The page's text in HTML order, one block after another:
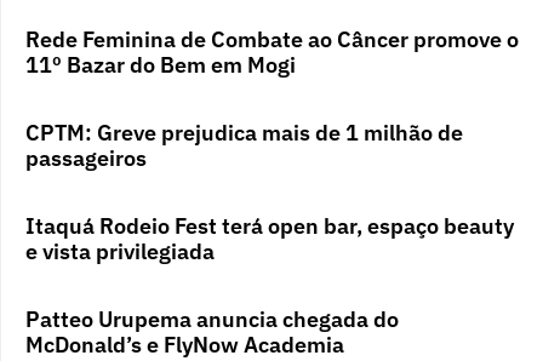
Rede Feminina de Combate ao Câncer promove o
11º Bazar do Bem em Mogi
CPTM: Greve prejudica mais de 1 milhão de
passageiros
Itaquá Rodeio Fest terá open bar, espaço beauty
e vista privilegiada
Patteo Urupema anuncia chegada do
McDonald’s e FlyNow Academia